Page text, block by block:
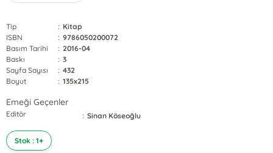
Tip : Kitap
ISBN
: 9786050200072
Basım Tarihi
: 2016-04
Baskı
: 3
Sayfa Sayısı
: 432
Boyut
: 135x215
Emeği Geçenler
Editör : Sinan Köseoğlu
Stok : 1+